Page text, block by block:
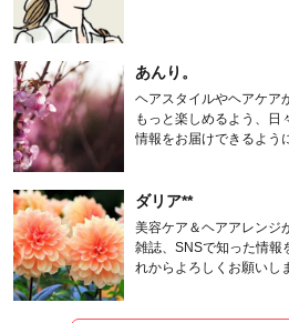
あんり。
ヘアスタイルやヘアケア
もっと楽しめるよう、
情報をお届けできるよう
ダリア**
美容ケア＆ヘアアレンジ
雑誌、SNSで知った情報
れからよろしくお願いし